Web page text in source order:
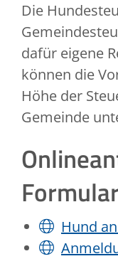
Die
dafür eigene
können die
Höhe der
Gemeinde
Hund